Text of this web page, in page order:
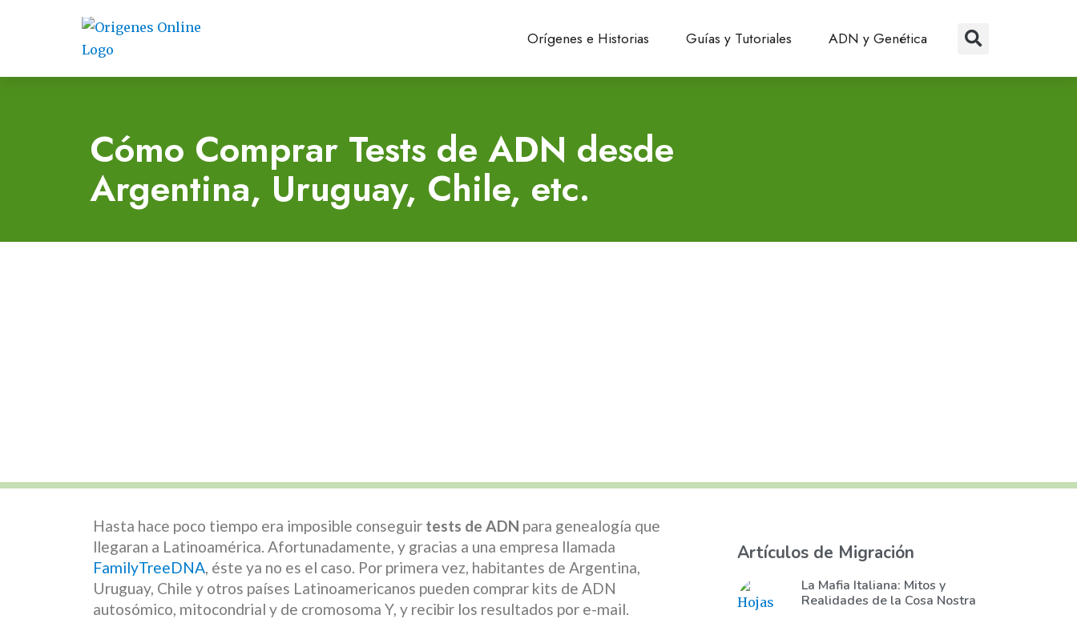
Orígenes e Historias Guías y Tutoriales ADN y Genética
Cómo Comprar Tests de ADN desde
Argentina, Uruguay, Chile, etc.
Hasta hace poco tiempo era imposible conseguir tests de ADN para genealogía que
llegaran a Latinoamérica. Afortunadamente, y gracias a una empresa llamada
FamilyTreeDNA, éste ya no es el caso. Por primera vez, habitantes de Argentina,
Uruguay, Chile y otros países Latinoamericanos pueden comprar kits de ADN
autosómico, mitocondrial y de cromosoma Y, y recibir los resultados por e-mail.
Artículos de Migración
La Mafia Italiana: Mitos y
Realidades de la Cosa Nostra